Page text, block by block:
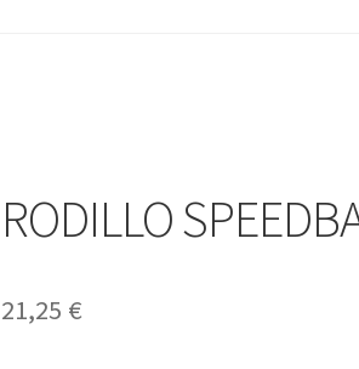
RODILLO
21,25 €